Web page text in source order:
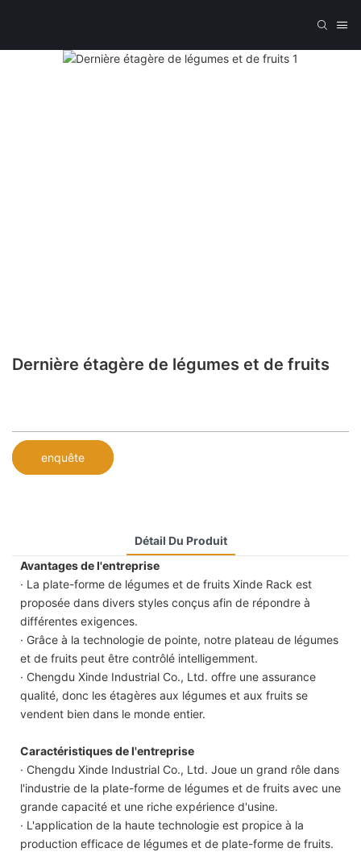
Dernière étagère de légumes et de fruits
enquête
Détail Du Produit
Avantages de l'entreprise
· La plate-forme de légumes et de fruits Xinde Rack est
proposée dans divers styles conçus afin de répondre à
différentes exigences.
· Grâce à la technologie de pointe, notre plateau de légumes
et de fruits peut être contrôlé intelligemment.
· Chengdu Xinde Industrial Co., Ltd. offre une assurance
qualité, donc les étagères aux légumes et aux fruits se
vendent bien dans le monde entier.
Caractéristiques de l'entreprise
· Chengdu Xinde Industrial Co., Ltd. Joue un grand rôle dans
l'industrie de la plate-forme de légumes et de fruits avec une
grande capacité et une riche expérience d'usine.
· L'application de la haute technologie est propice à la
production efficace de légumes et de plate-forme de fruits.